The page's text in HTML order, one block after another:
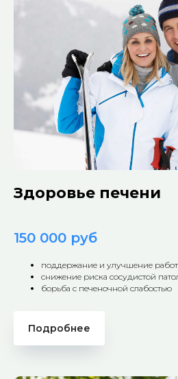
Здоровье печени
150 000 руб
поддержание и улучшение
снижение риска сосудистой
борьба с печеночной слабостью
Подробнее